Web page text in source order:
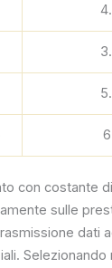
con costante
sulle
dati
Selezionando